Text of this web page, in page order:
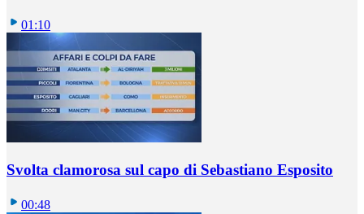
01:10
Svolta clamorosa sul capo di Sebastiano Esposito
00:48